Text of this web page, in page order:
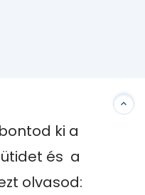
ki a
és  a
olvasod: